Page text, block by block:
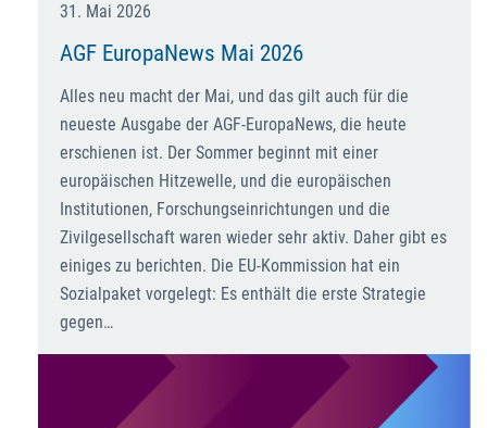
31. Mai 2026
AGF EuropaNews Mai 2026
Alles neu macht der Mai, und das gilt auch für die
neueste Ausgabe der AGF-EuropaNews, die heute
erschienen ist. Der Sommer beginnt mit einer
europäischen Hitzewelle, und die europäischen
Institutionen, Forschungseinrichtungen und die
Zivilgesellschaft waren wieder sehr aktiv. Daher gibt es
einiges zu berichten. Die EU-Kommission hat ein
Sozialpaket vorgelegt: Es enthält die erste Strategie
gegen…